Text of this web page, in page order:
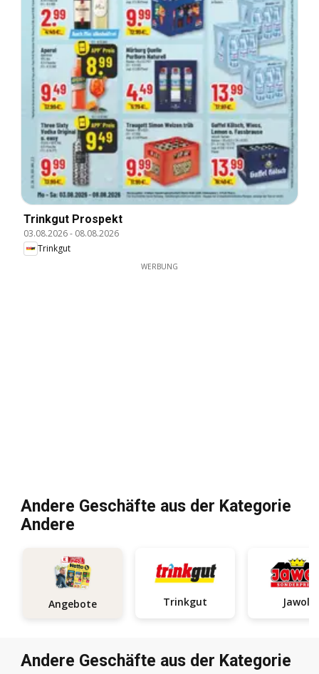
Trinkgut Prospekt
03.08.2026- 08.08.2026
Trinkgut
WERBUNG
Andere Geschäfte aus der Kategorie
Andere
Angebote Trinkgut Jawoll
Andere Geschäfte aus der Kategorie